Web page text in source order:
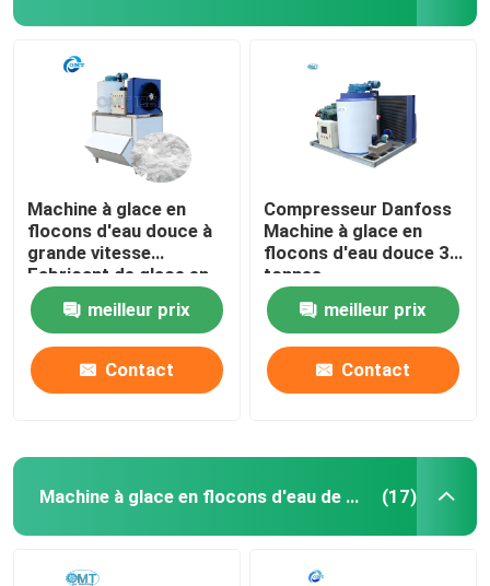
Machine à glace en
flocons d'eau douce à
grande vitesse
Fabricant de glace en
flocons d'eau douce
meilleur prix
Contact
Compresseur Danfoss
Machine à glace en
flocons d'eau douce 3
tonnes
meilleur prix
Contact
Machine à glace en flocons d'eau de mer (17)